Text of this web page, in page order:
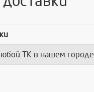
ТК в нашем городе